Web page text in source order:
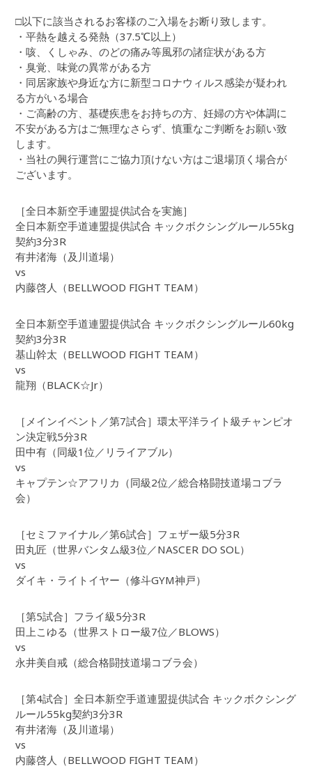
□以下に該当されるお客様のご入場をお断り致します。
・平熱を越える発熱（37.5℃以上）
・咳、くしゃみ、のどの痛み等風邪の諸症状がある方
・臭覚、味覚の異常がある方
・同居家族や身近な方に新型コロナウィルス感染が疑われ
る方がいる場合
・ご高齢の方、基礎疾患をお持ちの方、妊婦の方や体調に
不安がある方はご無理なさらず、慎重なご判断をお願い致
します。
・当社の興行運営にご協力頂けない方はご退場頂く場合が
ございます。
［全日本新空手連盟提供試合を実施］
全日本新空手道連盟提供試合 キックボクシングルール55kg
契約3分3R
有井渚海（及川道場）
vs
内藤啓人（BELLWOOD FIGHT TEAM）
全日本新空手道連盟提供試合 キックボクシングルール60kg
契約3分3R
基山幹太（BELLWOOD FIGHT TEAM）
vs
龍翔（BLACK☆Jr）
［メインイベント／第7試合］環太平洋ライト級チャンピオ
ン決定戦5分3R
田中有（同級1位／リライアブル）
vs
キャプテン☆アフリカ（同級2位／総合格闘技道場コブラ
会）
［セミファイナル／第6試合］フェザー級5分3R
田丸匠（世界バンタム級3位／NASCER DO SOL）
vs
ダイキ・ライトイヤー（修斗GYM神戸）
［第5試合］フライ級5分3R
田上こゆる（世界ストロー級7位／BLOWS）
vs
永井美自戒（総合格闘技道場コブラ会）
［第4試合］全日本新空手道連盟提供試合 キックボクシング
ルール55kg契約3分3R
有井渚海（及川道場）
vs
内藤啓人（BELLWOOD FIGHT TEAM）